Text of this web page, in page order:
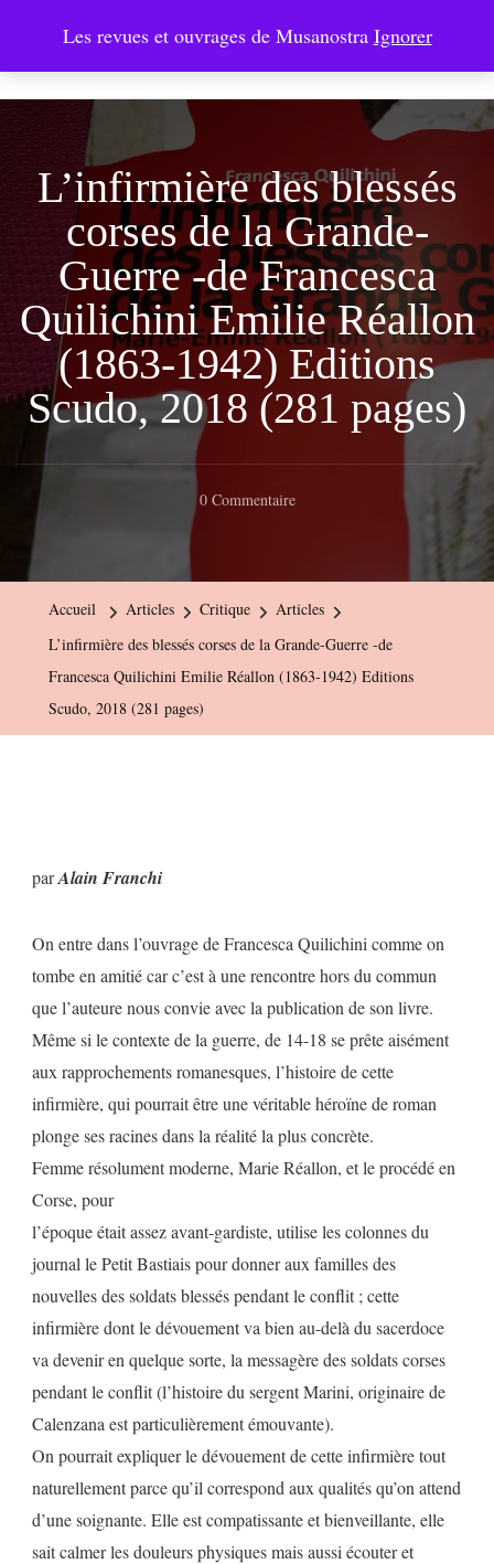
Les revues et ouvrages de Musanostra Ignorer
Musanostra
L’infirmière des blessés
corses de la Grande-
Guerre -de Francesca
Quilichini Emilie Réallon
(1863-1942) Editions
Scudo, 2018 (281 pages)
0 CommentaireSur
Réallon
(1863-
1942)
Editions
Scudo,
2018
(281
Pages)
Accueil Articles Critique
Articles
L’infirmière des blessés corses de la Grande-Guerre -de
Francesca Quilichini Emilie Réallon (1863-1942) Editions
Scudo, 2018 (281 pages)
parAlain Franchi
On entre dans l’ouvrage de Francesca Quilichini comme on
tombe en amitié car c’est à une rencontre hors du commun
que l’auteure nous convie avec la publication de son livre.
Même si le contexte de la guerre, de 14-18 se prête aisément
aux rapprochements romanesques, l’histoire de cette
infirmière, qui pourrait être une véritable héroïne de roman
plonge ses racines dans la réalité la plus concrète.
Femme résolument moderne, Marie Réallon, et le procédé en
Corse, pour
l’époque était assez avant-gardiste, utilise les colonnes du
journal le Petit Bastiais pour donner aux familles des
nouvelles des soldats blessés pendant le conflit ; cette
infirmière dont le dévouement va bien au-delà du sacerdoce
va devenir en quelque sorte, la messagère des soldats corses
pendant le conflit (l’histoire du sergent Marini, originaire de
Calenzana est particulièrement émouvante).
On pourrait expliquer le dévouement de cette infirmière tout
naturellement parce qu’il correspond aux qualités qu’on attend
d’une soignante. Elle est compatissante et bienveillante, elle
sait calmer les douleurs physiques mais aussi écouter et